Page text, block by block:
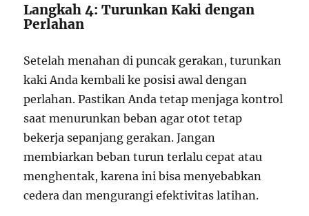
Langkah 4: Turunkan Kaki dengan
Perlahan
Setelah menahan di puncak gerakan, turunkan
kaki Anda kembali ke posisi awal dengan
perlahan. Pastikan Anda tetap menjaga kontrol
saat menurunkan beban agar otot tetap
bekerja sepanjang gerakan. Jangan
membiarkan beban turun terlalu cepat atau
menghentak, karena ini bisa menyebabkan
cedera dan mengurangi efektivitas latihan.